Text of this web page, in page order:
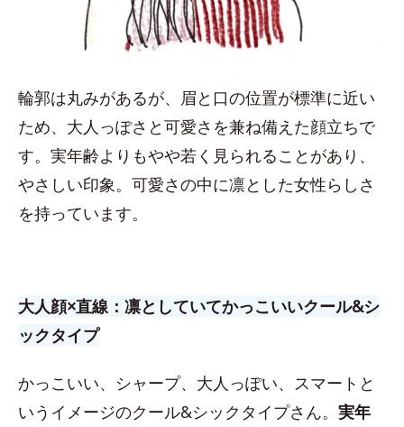
輪郭は丸みがあるが、眉と口の位置が標準に近い
ため、大人っぽさと可愛さを兼ね備えた顔立ちで
す。実年齢よりもやや若く見られることがあり、
やさしい印象。可愛さの中に凛とした女性らしさ
を持っています。
大人顔×直線：凛としていてかっこいいクール&シ
ックタイプ
かっこいい、シャープ、大人っぽい、スマートと
いうイメージのクール&シックタイプさん。 実年